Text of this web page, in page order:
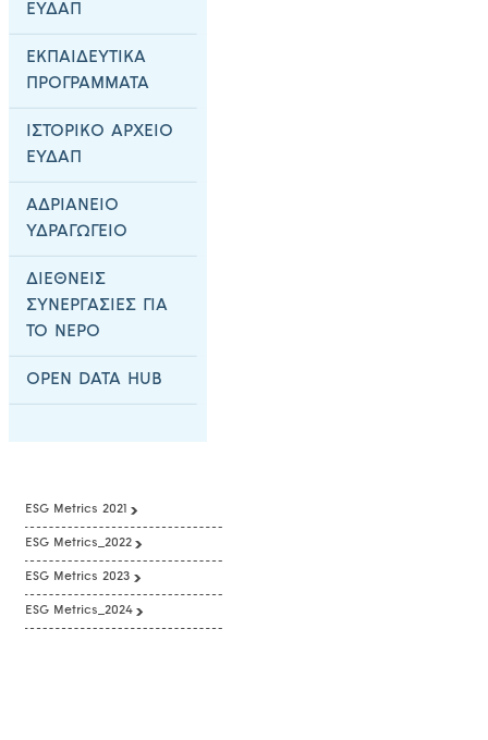
ΕΥΔΑΠ
ΕΚΠΑΙΔΕΥΤΙΚΑ
ΠΡΟΓΡΑΜΜΑΤΑ
ΙΣΤΟΡΙΚΟ ΑΡΧΕΙΟ
ΕΥΔΑΠ
ΑΔΡΙΑΝΕΙΟ
ΥΔΡΑΓΩΓΕΙΟ
ΔΙΕΘΝΕΙΣ
ΣΥΝΕΡΓΑΣΙΕΣ ΓΙΑ
ΤΟ ΝΕΡΟ
OPEN DATA HUB
ESG Metrics 2021
ESG Metrics_2022
ESG Metrics 2023
ESG Metrics_2024